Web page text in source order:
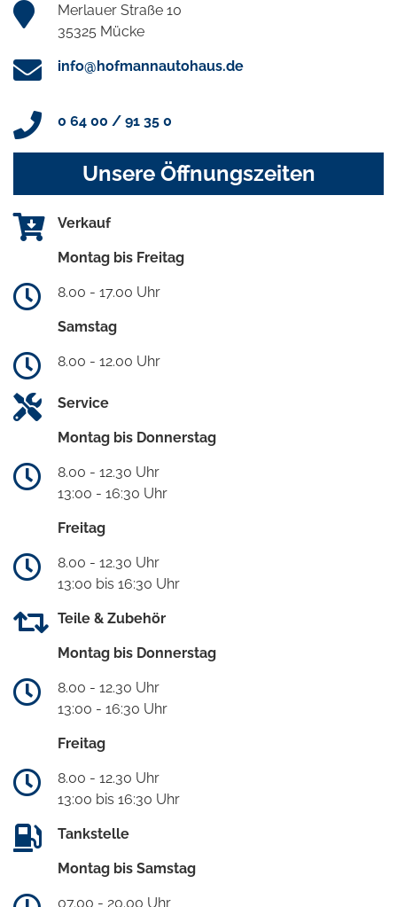
Merlauer Straße 10
35325 Mücke
info@hofmannautohaus.de
0 64 00 / 91 35 0
Unsere Öffnungszeiten
Verkauf
Montag bis Freitag
8.00 - 17.00 Uhr
Samstag
8.00 - 12.00 Uhr
Service
Montag bis Donnerstag
8.00 - 12.30 Uhr
13:00 - 16:30 Uhr
Freitag
8.00 - 12.30 Uhr
13:00 bis 16:30 Uhr
Teile & Zubehör
Montag bis Donnerstag
8.00 - 12.30 Uhr
13:00 - 16:30 Uhr
Freitag
8.00 - 12.30 Uhr
13:00 bis 16:30 Uhr
Tankstelle
Montag bis Samstag
07.00 - 20.00 Uhr